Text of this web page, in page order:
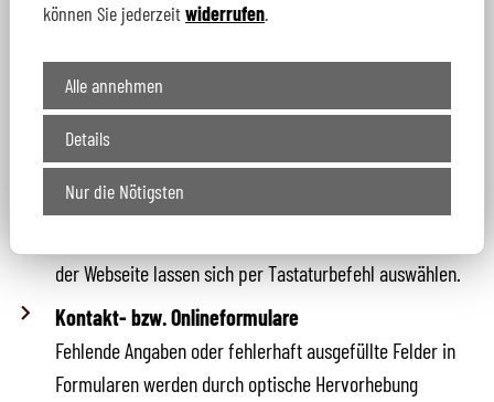
Drittanbieter-Dienste
für integrierte Dienste von externen Anbietern (z.B.
Module, Scripte, Kartendienste) wird die Barrierefreiheit
nicht oder nur teilweise gewährleistet.
Bedienbarkeit per Tastaturbefehl
Die Tastaturbedienung ist in bestimmten Bereichen nur
der Webseite lassen sich per Tastaturbefehl auswählen.
Kontakt- bzw. Onlineformulare
Fehlende Angaben oder fehlerhaft ausgefüllte Felder in
Formularen werden durch optische Hervorhebung
können Sie jederzeitwiderrufen.
Alle annehmen
Details
Nur die Nötigsten